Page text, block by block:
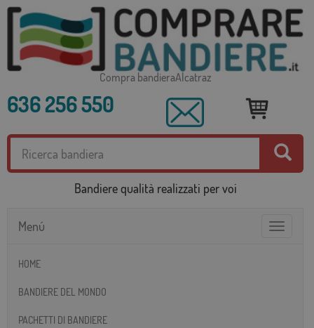
Compra bandieraAlcatraz
636 256 550
Bandiere qualità realizzati per voi
Toggle
Menú
HOME
BANDIERE DEL MONDO
PACHETTI DI BANDIERE